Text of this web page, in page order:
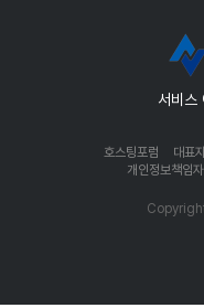
서비스
호스팅포럼 대표
개인정보책